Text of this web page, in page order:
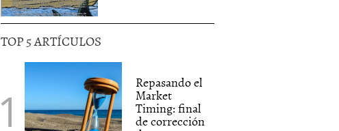
TOP 5 ARTÍCULOS
Repasando el
Market
Timing: final
de corrección